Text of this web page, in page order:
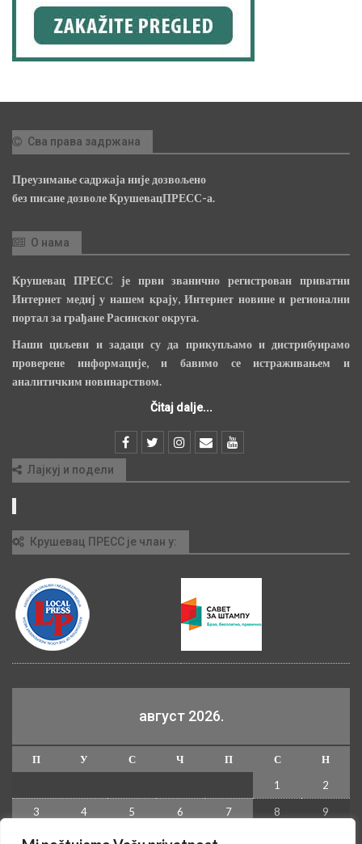
Сва права задржана
Преузимање садржаја није дозвољено
без писане дозволе КрушевацПРЕСС-а.
О нама
Крушевац ПРЕСС је први званично регистрован приватни
Интернет медиј у нашем крају, Интернет новине и регионални
портал за грађане Расинског округа.
Наши циљеви и задаци су да прикупљамо и дистрибуирамо
проверене информације, и бавимо се истраживањем и
аналитичким новинарством.
Čitaj dalje...
Лајкуј и подели
Крушевац ПРЕСС је члан у:
август 2026.
П У С Ч П С
Н
1
2
3 4 5 6 7 8 9
10 11 12 13